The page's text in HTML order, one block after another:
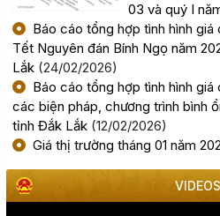
(02/08/2026, 00:00)
Giới thiệu thông tin về 17 khu
đất trên địa bàn tỉnh Đắk Lắk
(28/07/2026, 00:00)
Thông báo về việc tiếp nhận hồ
xuất khẩu và chế biến lâm sản -
(27/07/2026, 00:00)
03 và quý I
Báo cáo tổng hợp tình hình
Tết Nguyên đán Bính Ngọ năm
Lắk (24/02/2026)
Báo cáo tổng hợp tình hình
các biện pháp, chương trình bình
tỉnh Đắk Lắk (12/02/2026)
Giá thị trường tháng 01 năm
VIDEOS